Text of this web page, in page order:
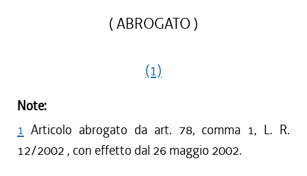
( ABROGATO )
(1)
Note:
1 Articolo abrogato da art. 78, comma 1, L. R.
12/2002 , con effetto dal 26 maggio 2002.